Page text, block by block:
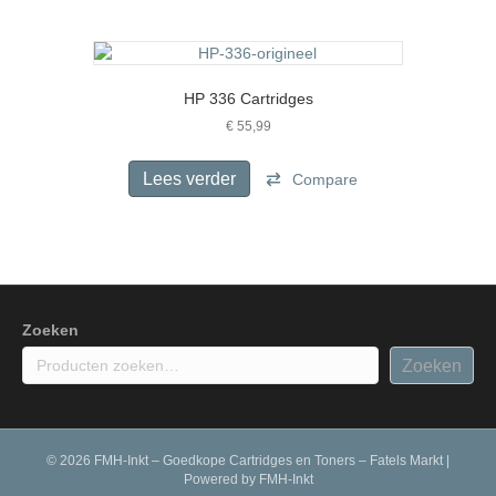
Deze
kan
de
HP 336 Cartridges
€55,99
Lees verder Compare
Zoeken
Zoeken
© 2026 FMH-Inkt – Goedkope Cartridges en Toners – Fatels Markt
Powered by FMH-Inkt